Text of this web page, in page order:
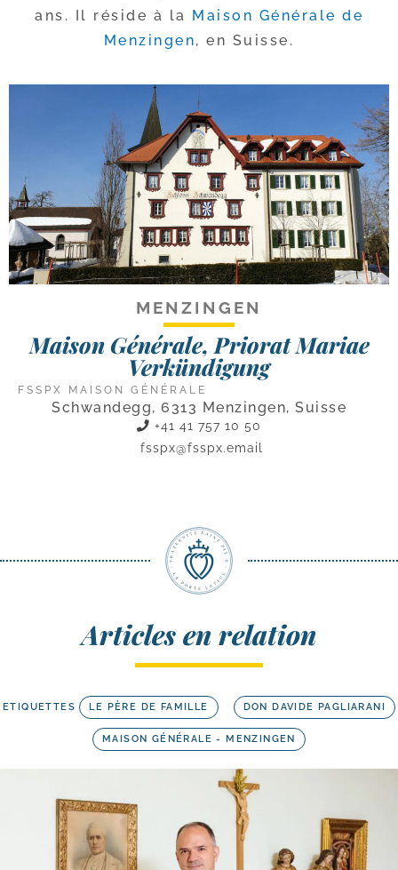
ans. Il réside à la Maison Générale de
Menzingen, en Suisse.
MENZINGEN
Maison Générale, Priorat Mariae
Verkündigung
FSSPX MAISON GÉNÉRALE
Schwandegg, 6313 Menzingen, Suisse
+41 41 757 10 50
fsspx@fsspx.email
Articles en relation
ETIQUETTES LE PÈRE DE FAMILLE DON DAVIDE PAGLIARANI
MAISON GÉNÉRALE - MENZINGEN